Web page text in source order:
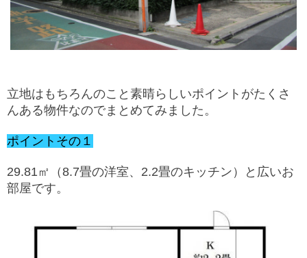
立地はもちろんのこと素晴らしいポイントがたくさ
んある物件なのでまとめてみました。
ポイントその１
29.81㎡（8.7畳の洋室、2.2畳のキッチン）と広いお
部屋です。